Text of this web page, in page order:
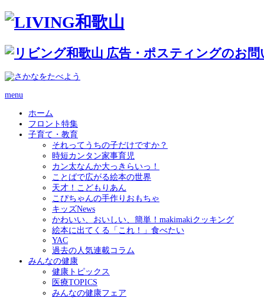
menu
ホーム
フロント特集
子育て・教育
それってうちの子だけですか？
時短カンタン家事育児
カン太なんか大っきらいっ！
ことばで広がる絵本の世界
天才！こどもりあん
こぴちゃんの手作りおもちゃ
キッズNews
かわいい、おいしい、簡単！makimakiクッキング
絵本に出てくる「これ！」食べたい
YAC
過去の人気連載コラム
みんなの健康
健康トピックス
医療TOPICS
みんなの健康フェア